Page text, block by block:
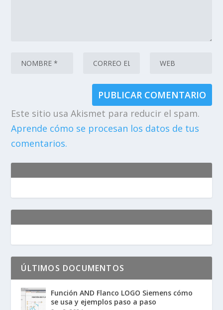
Este sitio usa Akismet para reducir el spam.
Aprende cómo se procesan los datos de tus
comentarios.
ÚLTIMOS DOCUMENTOS
Función AND Flanco LOGO Siemens cómo
se usa y ejemplos paso a paso